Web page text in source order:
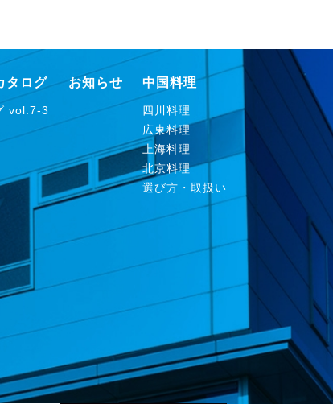
タログ
vol.7-3
お知らせ 中国料理
四川料理
広東料理
上海料理
北京料理
選び方・取扱い